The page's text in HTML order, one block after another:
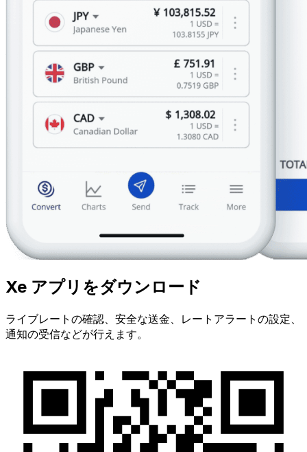
Xe アプリをダウンロード
ライブレートの確認、安全な送金、レートアラートの設定、
通知の受信などが行えます。